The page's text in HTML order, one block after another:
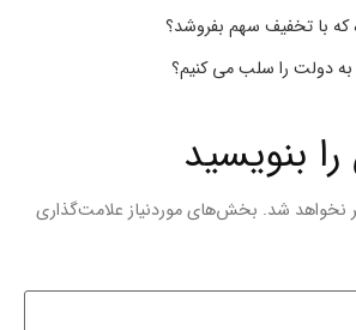
که با تخفیف سهم بفروشد؟
به دولت را سلب می کنیم؟
بنویسید
نخواهد شد. بخش‌های موردنیاز علامت‌گذاری